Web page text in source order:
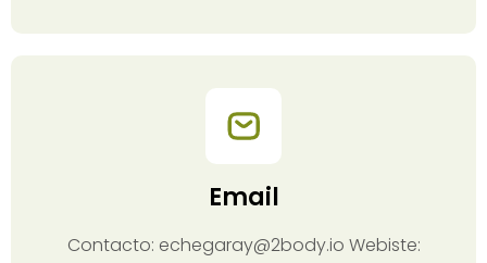
Email
Contacto: echegaray@2body.io Webiste: